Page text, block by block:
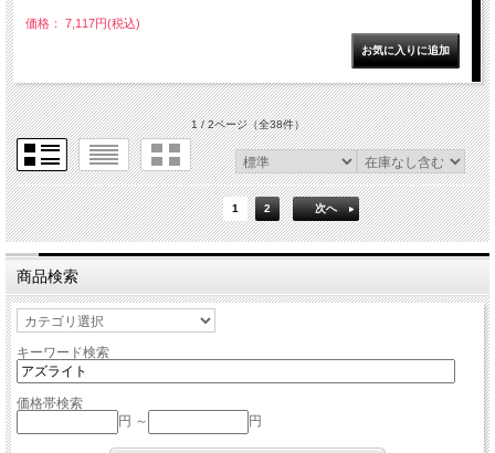
価格： 7,117円(税込)
1 / 2ページ（全38件）
1 2 次へ
商品検索
キーワード検索
価格帯検索
円 ～
円